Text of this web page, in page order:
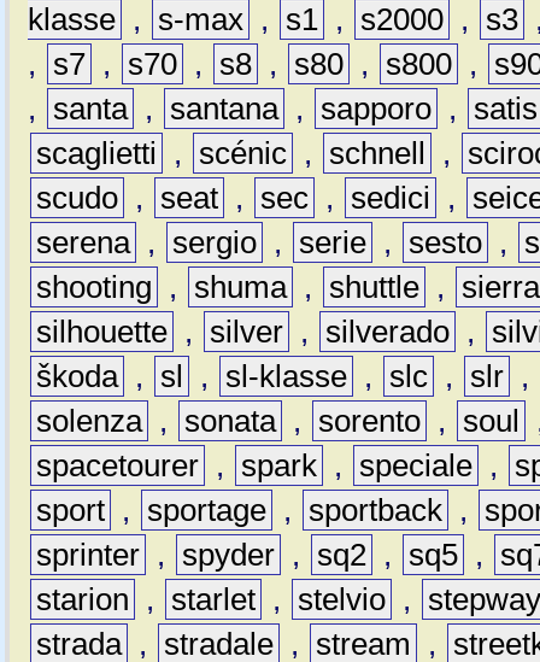
klasse , s-max , s1 , s2000 , s3
,
s7 , s70 , s8 , s80 , s800 ,
,
santa , santana , sapporo ,
satis
scaglietti
, scénic , schnell ,
scudo , seat , sec , sedici ,
serena , sergio , serie , sesto ,
shooting
, shuma , shuttle ,
sierra
silhouette , silver , silverado ,
škoda , sl , sl-klasse , slc , slr ,
solenza , sonata , sorento , soul
spacetourer , spark , speciale ,
sport , sportage , sportback ,
sprinter , spyder , sq2 , sq5 ,
starion
, starlet , stelvio ,
strada , stradale , stream ,